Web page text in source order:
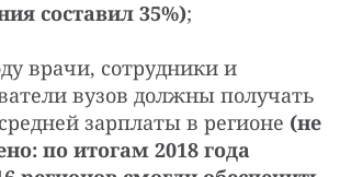
составил 35%);
врачи, сотрудники и
вузов должны получать
зарплаты в регионе (не
по итогам 2018 года